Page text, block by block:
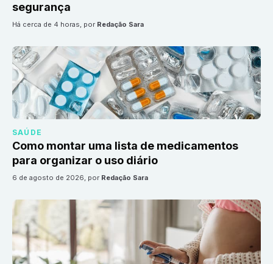
segurança
há cerca de 4 horas, por Redação Sara
SAÚDE
Como montar uma lista de medicamentos
para organizar o uso diário
6 de agosto de 2026, por Redação Sara